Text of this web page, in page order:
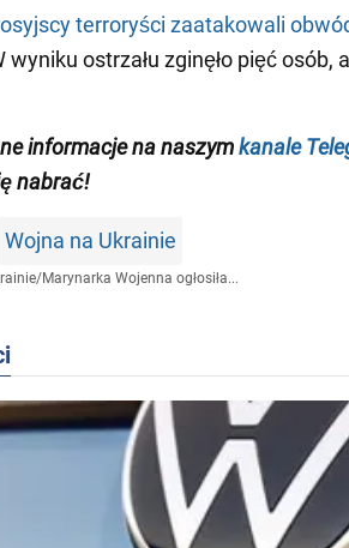
terroryści zaatakowali
ostrzału zginęło pięć osób,
informacje na naszymkanale
nabrać!
Wojna na Ukrainie
/Marynarka Wojenna ogłosiła...